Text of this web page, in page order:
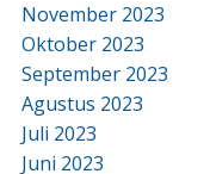
November 2023
Oktober 2023
September 2023
Agustus 2023
Juli 2023
Juni 2023